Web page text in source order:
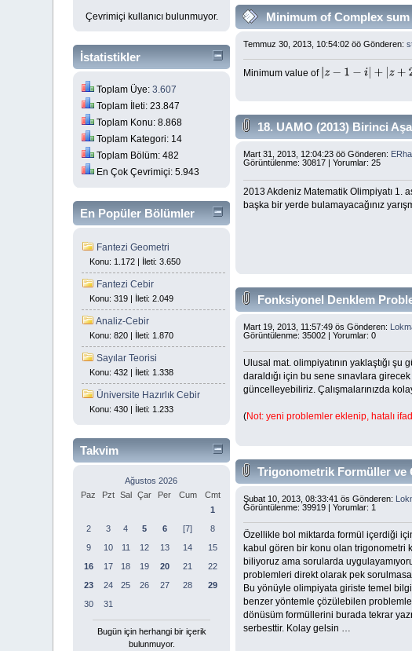
Çevrimiçi kullanıcı bulunmuyor.
İstatistikler
Toplam Üye:3.607
Toplam İleti: 23.847
Toplam Konu: 8.868
Toplam Kategori: 14
Toplam Bölüm: 482
En Çok Çevrimiçi: 5.943
En Popüler Bölümler
Fantezi Geometri
Konu: 1.172 | İleti: 3.650
Fantezi Cebir
Konu: 319 | İleti: 2.049
Analiz-Cebir
Konu: 820 | İleti: 1.870
Sayılar Teorisi
Konu: 432 | İleti: 1.338
Üniversite Hazırlık Cebir
Konu: 430 | İleti: 1.233
Takvim
Ağustos 2026
Paz
Pzt Sal Çar Per Cum
Cmt
1
2
3 4 5 6 [7]
8
9
10 11 12 13 14
15
16
17 18 19 20 21
22
23
24 25 26 27 28
29
30
31
Bugün için herhangi bir içerik
bulunmuyor.
Minimum of Complex sum
Temmuz 30, 2013, 10:54:02 öö Gönderen:
Minimum value of z−1−i| +|z +2 −3 +| z+ 3
18. UAMO (2013) Birinci
Mart 31, 2013, 12:04:23 öö Gönderen:
Görüntülenme: 30817 | Yorumlar: 25
2013 Akdeniz Matematik Olimpiyatı 1.
başka bir yerde bulamayacağınız
Fonksiyonel Denklem
Mart 19, 2013, 11:57:49 ös Gönderen:
Görüntülenme: 35002 | Yorumlar: 0
Ulusal mat. olimpiyatının yaklaştığı şu
daraldığı için bu sene sınavlara
güncelleyebiliriz. Çalışmalarınızda
(Not: yeni problemler eklenip, hatalı
Trigonometrik Formüller ve
Şubat 10, 2013, 08:33:41 ös Gönderen:
Görüntülenme: 39919 | Yorumlar: 1
Özellikle bol miktarda formül içerdiği
kabul gören bir konu olan trigonometri
biliyoruz ama sorularda
problemleri direkt olarak pek
Bu yönüyle olimpiyata giriste temel
benzer yöntemle çözülebilen problemler
dönüsüm formüllerini burada tekrar
serbesttir. Kolay gelsin …